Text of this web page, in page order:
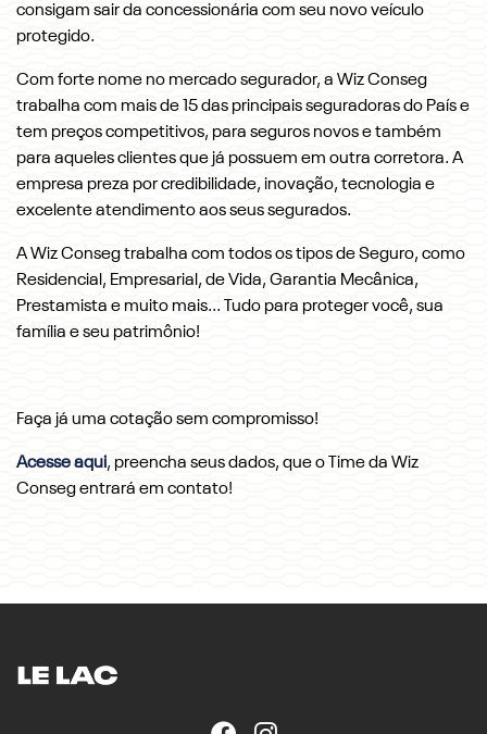
consigam sair da concessionária com seu novo veículo
protegido.
Com forte nome no mercado segurador, a Wiz Conseg
trabalha com mais de 15 das principais seguradoras do País e
tem preços competitivos, para seguros novos e também
para aqueles clientes que já possuem em outra corretora. A
empresa preza por credibilidade, inovação, tecnologia e
excelente atendimento aos seus segurados.
A Wiz Conseg trabalha com todos os tipos de Seguro, como
Residencial, Empresarial, de Vida, Garantia Mecânica,
Prestamista e muito mais... Tudo para proteger você, sua
família e seu patrimônio!
Faça já uma cotação sem compromisso!
Acesse aqui, preencha seus dados, que o Time da Wiz
Conseg entrará em contato!